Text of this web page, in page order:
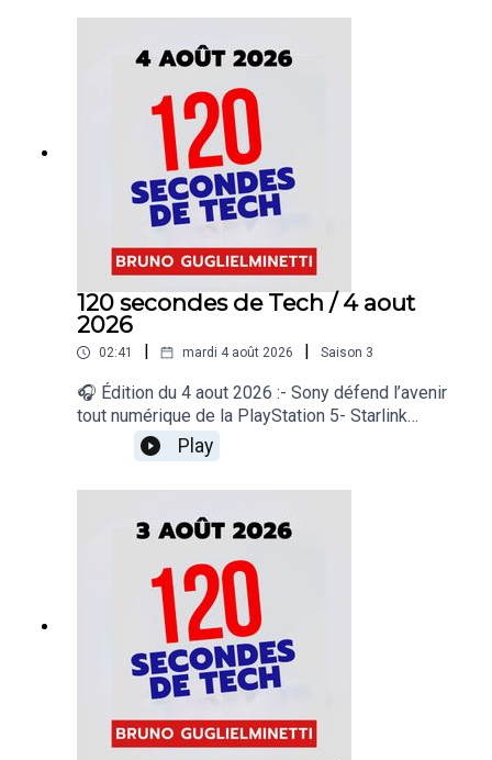
iPhone et Windows- Spotify dépasse les 300
miserait sur la rétrocompatibilité totale« 120
secondes de Tech », un regard sur le quotidien de
l’actualité numérique proposé par Bruno
Guglielminetti Découvrez Micrologic.ca
120 secondes de Tech / 4 aout
2026
02:41 mardi 4 août 2026 Saison 3
🎧 Édition du 4 aout 2026 :- Sony défend l’avenir
tout numérique de la PlayStation 5- Starlink
pousse un pionnier du satellite à la faillite-
Bluesky veut bâtir un réseau social ouvert à
grande échelle- DuckDuckGo lance des lunettes…
AirPods Pro- Une fuite révèle le Lenovo
Googlebook 15« 120 secondes de Tech », un
regard sur le quotidien de l’actualité numérique
proposé par Bruno Guglielminetti Découvrez
Micrologic.ca
Play